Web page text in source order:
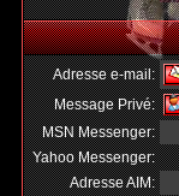
Adresse e-mail:
Message Privé:
MSN Messenger:
Yahoo Messenger:
Adresse AIM: